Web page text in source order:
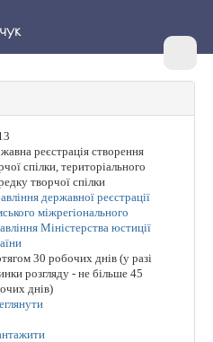
реєстрація створення
спілки, територіального
творчої спілки
державної реєстрації
міжрегіонального
Міністерства юстиції
30 робочих днів (у разі
розгляду - не більше 45
днів)